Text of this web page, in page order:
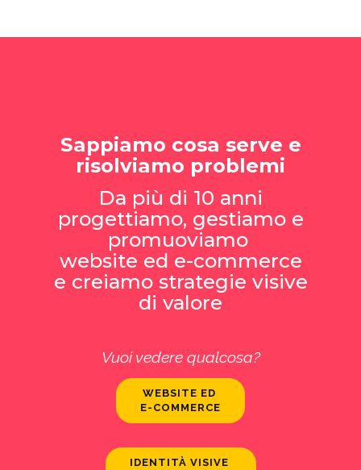
Sappiamo cosa serve e
risolviamo problemi
Da più di 10 anni
progettiamo, gestiamo e
promuoviamo
website ed e-commerce
e creiamo strategie visive
di valore
Vuoi vedere qualcosa?
WEBSITE ED
E-COMMERCE
IDENTITÀ VISIVE